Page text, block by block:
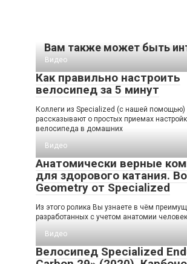
Вам также может быть
Видео
Как правильно настроить
велосипед за 5 минут
Коллеги из Specialized (с нашей помощью)
рассказывают о простых приемах
велосипеда в домашних
Видео
Анатомически верные
для здорового катания.
Geometry от Specialized
Из этого ролика Вы узнаете в чём
разработанных с учетом анатомии
Видео
Велосипед Specialized